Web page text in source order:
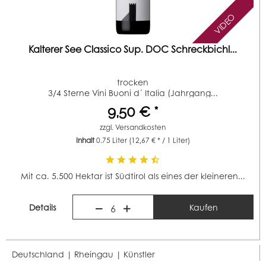
VIDEO
Kalterer See Classico Sup. DOC Schreckbichl...
trocken
3/4 Sterne Vini Buoni d´ Italia (Jahrgang...
9,50 € *
zzgl.Versandkosten
Inhalt0.75 Liter (12,67 € * / 1 Liter)
Mit ca. 5.500 Hektar ist Südtirol als eines der kleineren...
Details 6 Kaufen
Deutschland | Rheingau | Künstler